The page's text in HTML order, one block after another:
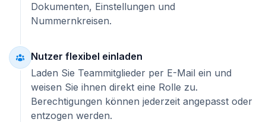
Dokumenten, Einstellungen und
Nummernkreisen.
Nutzer flexibel einladen
Laden Sie Teammitglieder per E-Mail ein und
weisen Sie ihnen direkt eine Rolle zu.
Berechtigungen können jederzeit angepasst oder
entzogen werden.